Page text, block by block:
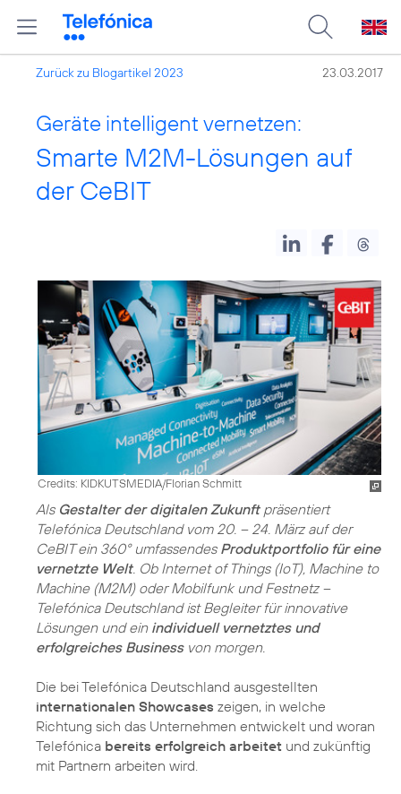
Zurück zu Blogartikel 2023 23.03.2017
Geräte intelligent vernetzen:
Smarte M2M-Lösungen auf
der CeBIT
Credits: KIDKUTSMEDIA/Florian Schmitt
Als Gestalter der digitalen Zukunftpräsentiert
Telefónica Deutschland vom 20. – 24. März auf der
CeBIT ein 360° umfassendes Produktportfolio für eine
vernetzte Welt. Ob Internet of Things (IoT), Machine to
Machine (M2M) oder Mobilfunk und Festnetz –
Telefónica Deutschland ist Begleiter für innovative
Lösungen und ein individuell vernetztes und
erfolgreiches Businessvon morgen.
Die bei Telefónica Deutschland ausgestellten
internationalen Showcases zeigen, in welche
Richtung sich das Unternehmen entwickelt und woran
Telefónica bereits erfolgreich arbeitet und zukünftig
mit Partnern arbeiten wird.